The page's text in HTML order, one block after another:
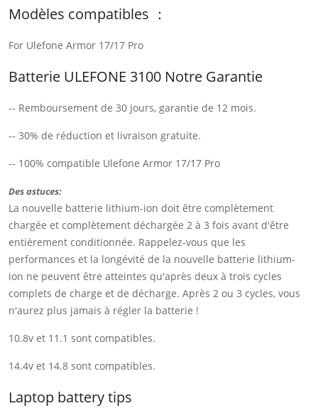
Modèles compatibles ：
For Ulefone Armor 17/17 Pro
Batterie ULEFONE 3100 Notre Garantie
-- Remboursement de 30 jours, garantie de 12 mois.
-- 30% de réduction et livraison gratuite.
-- 100% compatible Ulefone Armor 17/17 Pro
Des astuces:
La nouvelle batterie lithium-ion doit être complètement
chargée et complètement déchargée 2 à 3 fois avant d'être
entièrement conditionnée. Rappelez-vous que les
performances et la longévité de la nouvelle batterie lithium-
ion ne peuvent être atteintes qu'après deux à trois cycles
complets de charge et de décharge. Après 2 ou 3 cycles, vous
n'aurez plus jamais à régler la batterie !
10.8v et 11.1 sont compatibles.
14.4v et 14.8 sont compatibles.
Laptop battery tips